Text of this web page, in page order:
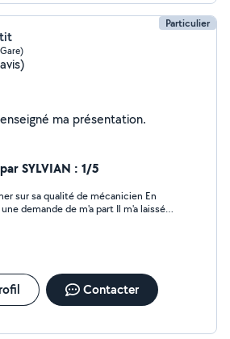
Particulier
Je n'ai pas encore renseigné ma présentation.
SYLVIAN : 1/5
sur sa qualité de mécanicien En
demande de m'a part Il m'a laissé
vous........ Et pouf.... Disparu de la
SVP arrêté de répondre à des
pouvez pas les faire
Contacter